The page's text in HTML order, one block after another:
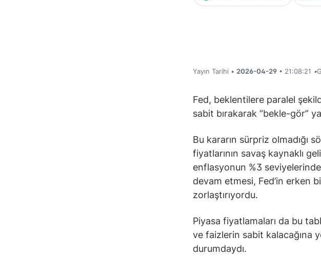
Yayın Tarihi • 2026-04-29 • 21:08:21 •
Fed, beklentilere paralel
sabit bırakarak “bekle-gör”
Bu kararın sürpriz olmadığı
fiyatlarının savaş kaynaklı
enflasyonun %3
devam etmesi, Fed’in erken
zorlaştırıyordu.
Piyasa fiyatlamaları da bu
ve faizlerin sabit kalacağına
durumdaydı.